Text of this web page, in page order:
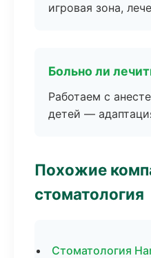
игровая зона,
Больно ли
Работаем с
детей —
Похожие
стоматология
Стоматология